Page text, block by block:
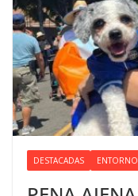
DESTACADAS ENTORNO